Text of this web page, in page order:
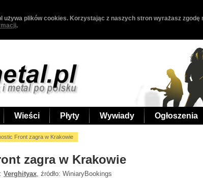
używa plików cookies. Korzystając z naszych stron wyrażasz zgodę
.
Wieści Płyty Wywiady Ogłoszenia
Front zagra w Krakowie
zagra w Krakowie
Verghityax , źródło: WiniaryBookings